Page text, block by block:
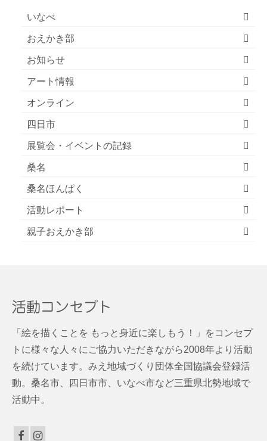
いなべ
おえかき部
お知らせ
アート情報
オンライン
四日市
展覧会・イベントの記録
桑名
桑名ほんぱく
活動レポート
親子おえかき部
活動コンセプト
「絵を描くことを もっと身近に楽しもう！」をコンセプ
トに様々な人々にご協力いただきながら2008年より活動
を続けています。みえ地域づくり団体全国協議会登録活
動。桑名市、四日市市、いなべ市など三重県北勢地域で
活動中。